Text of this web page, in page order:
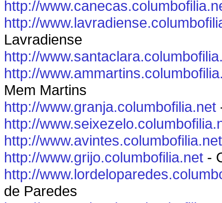
http://
http://
Lavradiense
http://
http://
Mem Martins
http://www.granja.columbofilia.net
http://
http://www.avintes.columbofilia.net
http://www.grijo.columbofilia.net -
http://
de Paredes